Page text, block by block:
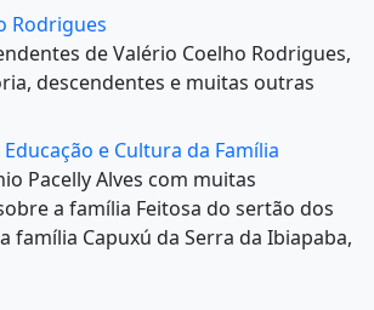
Rodrigues
de Valério Coelho Rodrigues,
descendentes e muitas outras
e Cultura da Família
Pacelly Alves com muitas
a família Feitosa do sertão dos
família Capuxú da Serra da Ibiapaba,